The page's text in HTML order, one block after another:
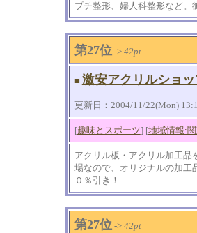
プチ整形、婦人科整形など。
第27位-> 42pt
■ 激安アクリルショッ
更新日：2004/11/22(Mon)
[趣味とスポーツ] [地域情報:
アクリル板・アクリル加工品
場なので、オリジナルの加工
０％引き！
第27位-> 42pt